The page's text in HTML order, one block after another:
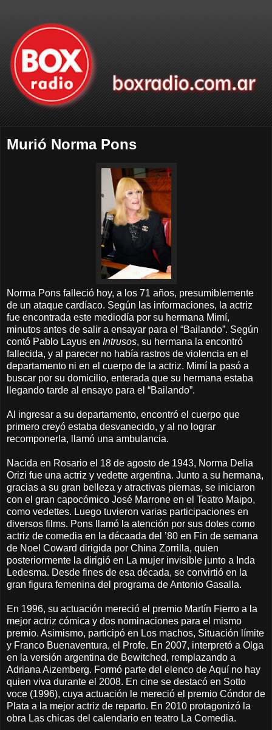
Murió Norma Pons
Norma Pons falleció hoy, a los 71 años, presumiblemente
de un ataque cardíaco. Según las informaciones, la actriz
fue encontrada este mediodía por su hermana Mimí,
minutos antes de salir a ensayar para el “Bailando”. Según
contó Pablo Layus en Intrusos, su hermana la encontró
fallecida, y al parecer no había rastros de violencia en el
departamento ni en el cuerpo de la actriz. Mimí la pasó a
buscar por su domicilio, enterada que su hermana estaba
llegando tarde al ensayo para el “Bailando”.
Al ingresar a su departamento, encontró el cuerpo que
primero creyó estaba desvanecido, y al no lograr
recomponerla, llamó una ambulancia.
Nacida en Rosario el 18 de agosto de 1943, Norma Delia
Orizi fue una actriz y vedette argentina. Junto a su hermana,
gracias a su gran belleza y atractivas piernas, se iniciaron
con el gran capocómico José Marrone en el Teatro Maipo,
como vedettes. Luego tuvieron varias participaciones en
diversos films. Pons llamó la atención por sus dotes como
actriz de comedia en la décaada del ’80 en Fin de semana
de Noel Coward dirigida por China Zorrilla, quien
posteriormente la dirigió en La mujer invisible junto a Inda
Ledesma. Desde fines de esa década, se convirtió en la
gran figura femenina del programa de Antonio Gasalla.
En 1996, su actuación mereció el premio Martín Fierro a la
mejor actriz cómica y dos nominaciones para el mismo
premio. Asimismo, participó en Los machos, Situación límite
y Franco Buenaventura, el Profe. En 2007, interpretó a Olga
en la versión argentina de Bewitched, remplazando a
Adriana Aizemberg. Formó parte del elenco de Aquí no hay
quien viva durante el 2008. En cine se destacó en Sotto
voce (1996), cuya actuación le mereció el premio Cóndor de
Plata a la mejor actriz de reparto. En 2010 protagonizó la
obra Las chicas del calendario en teatro La Comedia.